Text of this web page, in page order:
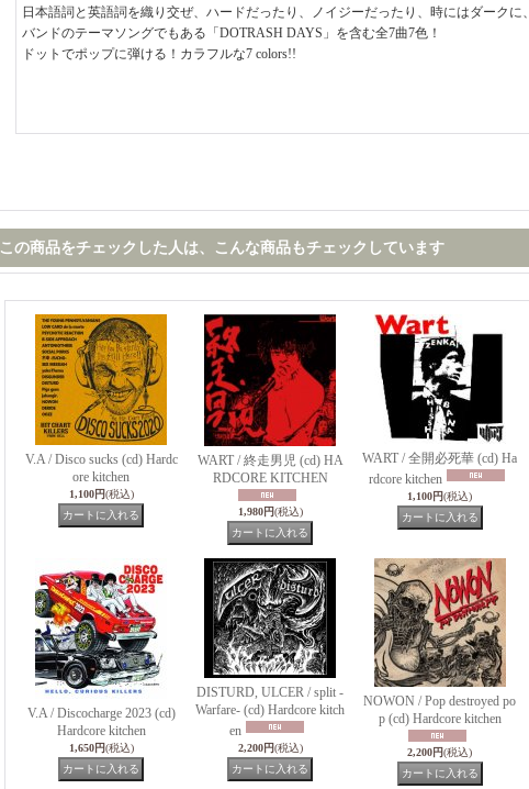
日本語詞と英語詞を織り交ぜ、ハードだったり、ノイジーだったり、時にはダークに、
バンドのテーマソングでもある「DOTRASH DAYS」を含む全7曲7色！
ドットでポップに弾ける！カラフルな7 colors!!
この商品をチェックした人は、こんな商品もチェックしています
V.A / Disco sucks (cd) Hardc
ore kitchen
1,100円(税込)
WART / 終走男児 (cd) HA
RDCORE KITCHEN
1,980円(税込)
WART / 全開必死華 (cd) Ha
rdcore kitchen
1,100円(税込)
V.A / Discocharge 2023 (cd)
Hardcore kitchen
1,650円(税込)
DISTURD, ULCER / split -
Warfare- (cd) Hardcore kitch
en
2,200円(税込)
NOWON / Pop destroyed po
p (cd) Hardcore kitchen
2,200円(税込)